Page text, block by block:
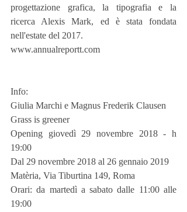
progettazione grafica, la tipografia e la
ricerca Alexis Mark, ed è stata fondata
nell'estate del 2017.
www.annualreportt.com
Info:
Giulia Marchi e Magnus Frederik Clausen
Grass is greener
Opening giovedì 29 novembre 2018 - h
19:00
Dal 29 novembre 2018 al 26 gennaio 2019
Matèria, Via Tiburtina 149, Roma
Orari: da martedì a sabato dalle 11:00 alle
19:00